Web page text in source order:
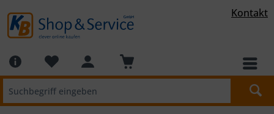
Kontakt